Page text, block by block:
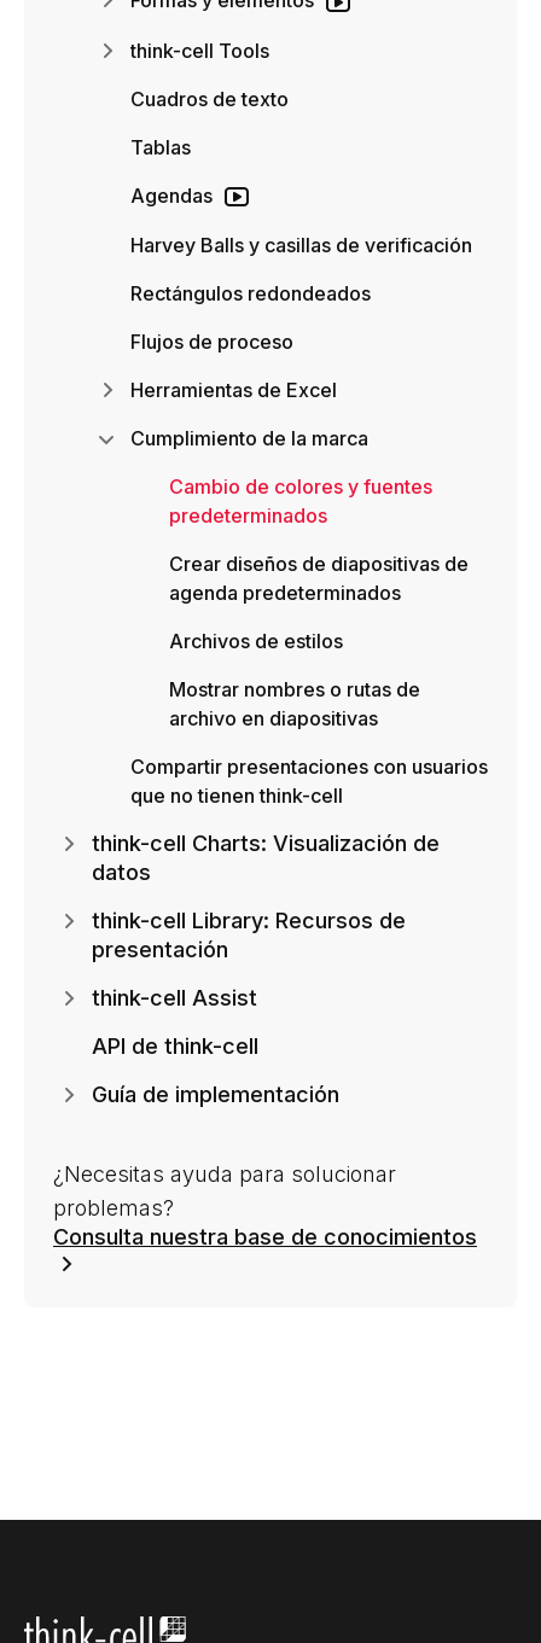
think-cell Tools
Cuadros de texto
Tablas
Agendas
Harvey Balls y casillas de verificación
Rectángulos redondeados
Flujos de proceso
Herramientas de Excel
Cumplimiento de la marca
Cambio de colores y fuentes
predeterminados
Crear diseños de diapositivas de
agenda predeterminados
Archivos de estilos
Mostrar nombres o rutas de
archivo en diapositivas
Compartir presentaciones con usuarios
que no tienen think-cell
think-cell Charts: Visualización de
datos
think-cell Library: Recursos de
presentación
think-cell Assist
API de think-cell
Guía de implementación
¿Necesitas ayuda para solucionar
problemas?
Consulta nuestra base de conocimientos